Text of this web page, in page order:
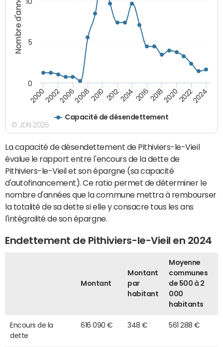
Nombre d'années
Capacité de désendettement
20002002200620082010 2012201420162018202020222024
0
5
© JDN 2026
La capacité de désendettement de Pithiviers-le-Vieil
évalue le rapport entre l'encours de la dette de
Pithiviers-le-Vieil et son épargne (sa capacité
d'autofinancement). Ce ratio permet de déterminer le
nombre d'années que la commune mettra à rembourser
la totalité de sa dette si elle y consacre tous les ans
l'intégralité de son épargne.
Endettement de Pithiviers-le-Vieil en 2024
Montant
Montant
par
habitant
Moyenne
communes
de 500 à 2
000
habitants
Encours de la
dette
616 090 € 348 € 561 288 €